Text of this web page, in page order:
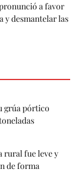
a favor
y desmantelar las
grúa pórtico
rural fue leve y
de forma